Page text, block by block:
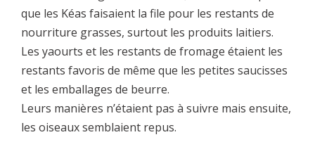
que les Kéas faisaient la file pour les restants de
nourriture grasses, surtout les produits laitiers.
Les yaourts et les restants de fromage étaient les
restants favoris de même que les petites saucisses
et les emballages de beurre.
Leurs manières n’étaient pas à suivre mais ensuite,
les oiseaux semblaient repus.